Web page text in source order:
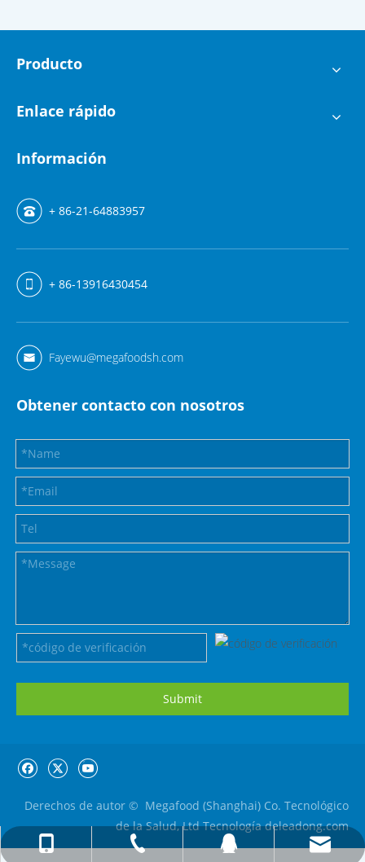
Producto
Enlace rápido
Información
+ 86-21-64883957
+ 86-13916430454
Fayewu@megafoodsh.com
+ 86-13916430454
+ 86-21-64883957
157615333
Fayewu@megafoodsh.com
Obtener contacto con nosotros
Submit
Derechos de autor © ️ Megafood (Shanghai) Co. Tecnológico
de la Salud, Ltd Tecnología deleadong.com